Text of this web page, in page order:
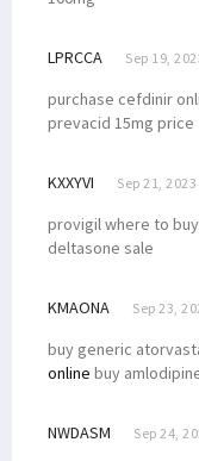
LPRCCA Sep 19,
purchase cefdinir
prevacid 15mg price
KXXYVI Sep 21,
provigil where to buy
deltasone sale
KMAONA Sep 23,
buy generic
online buy
NWDASM Sep 24,